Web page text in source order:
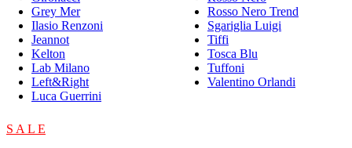
Grey Mer
Ilasio Renzoni
Jeannot
Kelton
Lab Milano
Left&Right
Luca Guerrini
Rosso Nero Trend
Sgariglia Luigi
Tiffi
Tosca Blu
Tuffoni
Valentino Orlandi
S A L E